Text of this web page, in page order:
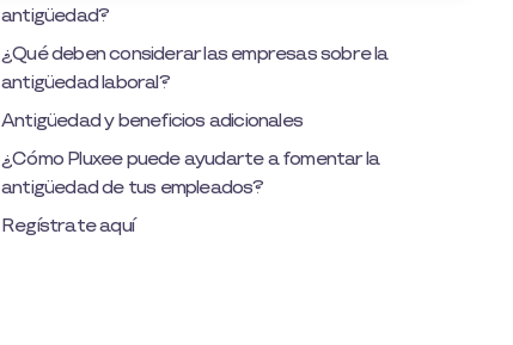
antigüedad?
¿Qué deben considerar las empresas sobre la
antigüedad laboral?
Antigüedad y beneficios adicionales
¿Cómo Pluxee puede ayudarte a fomentar la
antigüedad de tus empleados?
Regístrate aquí